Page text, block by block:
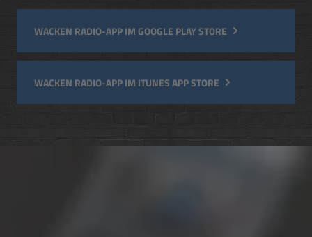
WACKEN RADIO-APP IM GOOGLE PLAY STORE
WACKEN RADIO-APP IM ITUNES APP STORE